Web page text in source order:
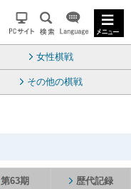
女性棋戦
その他の棋戦
第63期 歴代記録